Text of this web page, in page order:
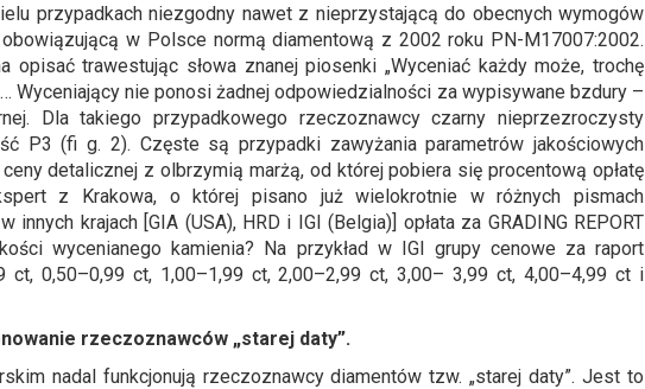
przypadkach niezgodny nawet z nieprzystającą do obecnych wymogów
w Polsce normą diamentową z 2002 roku PN-M17007:2002.
opisać trawestując słowa znanej piosenki „Wyceniać każdy może, trochę
Wyceniający nie ponosi żadnej odpowiedzialności za wypisywane bzdury –
Dla takiego przypadkowego rzeczoznawcy czarny nieprzezroczysty
P3 (fi g. 2). Częste są przypadki zawyżania parametrów jakościowych
detalicznej z olbrzymią marżą, od której pobiera się procentową opłatę
z Krakowa, o której pisano już wielokrotnie w różnych pismach
innych krajach [GIA (USA), HRD i IGI (Belgia)] opłata za GRADING REPORT
wycenianego kamienia? Na przykład w IGI grupy cenowe za raport
ct, 0,50–0,99 ct, 1,00–1,99 ct, 2,00–2,99 ct, 3,00– 3,99 ct, 4,00–4,99 ct i
rzeczoznawców „starej daty”.
nadal funkcjonują rzeczoznawcy diamentów tzw. „starej daty”. Jest to